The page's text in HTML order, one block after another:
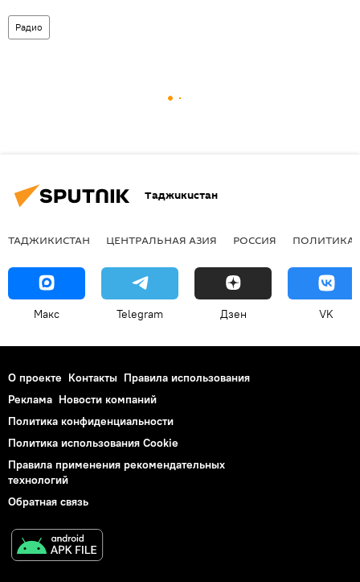
Радио
Таджикистан
ТАДЖИКИСТАН ЦЕНТРАЛЬНАЯ АЗИЯ РОССИЯ ПОЛИТИКА
Макс Telegram Дзен VK
О проекте Контакты Правила использования
Реклама Новости компаний
Политика конфиденциальности
Политика использования Cookie
Правила применения рекомендательных
технологий
Обратная связь